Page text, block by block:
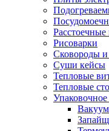
Рисоварки
Сковороды и
Суши кейсы
Тепловые
Тепловые